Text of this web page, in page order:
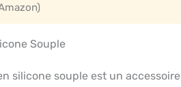
Souple
silicone souple est un accessoire